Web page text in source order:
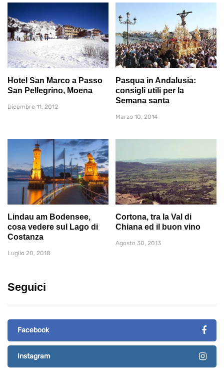
Hotel San Marco a Passo
San Pellegrino, Moena
Dicembre 11, 2012
Pasqua in Andalusia:
consigli utili per la
Semana santa
Marzo 10, 2014
Lindau am Bodensee,
cosa vedere sul Lago di
Costanza
Luglio 20, 2018
Cortona, tra la Val di
Chiana ed il buon vino
Agosto 30, 2013
Seguici
Facebook
Instagram